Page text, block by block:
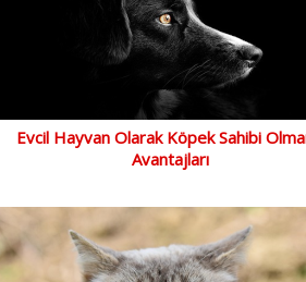
Evcil Hayvan Olarak Köpek Sahibi
Avantajları